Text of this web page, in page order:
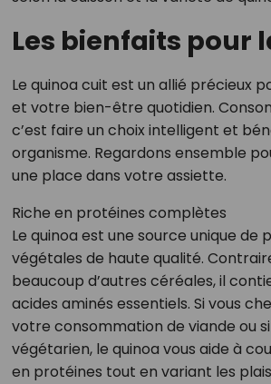
Les bienfaits pour
Le quinoa cuit est un allié précieux
et votre bien-être quotidien.
c’est faire un choix intelligent et
organisme. Regardons ensemble
une place dans votre assiette.
Riche en protéines complètes
Le quinoa est une source unique de
végétales de haute qualité.
beaucoup d’autres céréales, il
acides aminés essentiels. Si vous
votre consommation de viande ou
végétarien, le quinoa vous aide à
en protéines tout en variant les